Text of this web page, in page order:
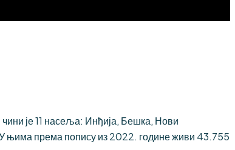
је 11 насеља: Инђија, Бешка, Нови
њима према попису из 2022. године живи 43.755